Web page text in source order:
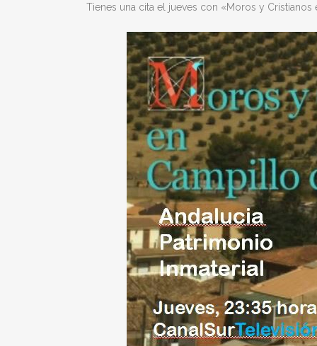
Tienes una cita el jueves con «Moros y Cristianos